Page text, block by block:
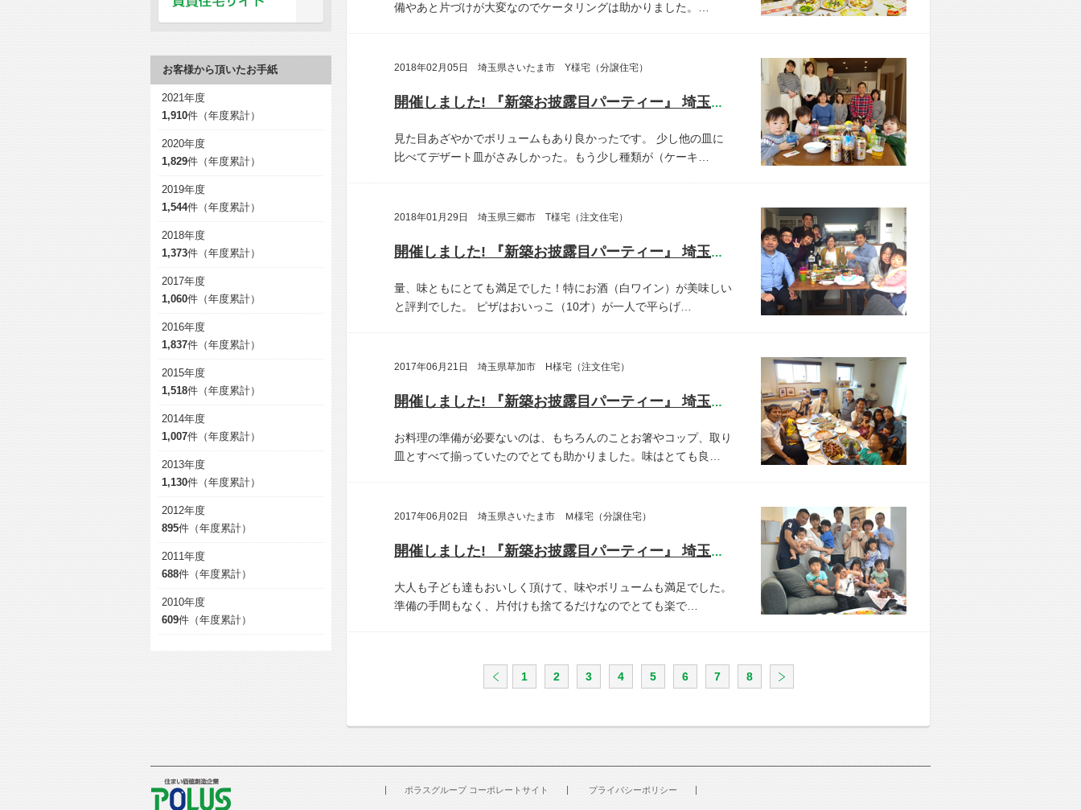
備やあと片づけが大変なのでケータリングは助かりました。…
2018年02月05日 埼玉県さいたま市 Y様宅（分譲住宅）
開催しました! 『新築お披露目パーティー』 埼玉県さいたま市 Y様宅
見た目あざやかでボリュームもあり良かったです。
少し他の皿に
比べてデザート皿がさみしかった。もう少し種類が（ケーキ…
2018年01月29日 埼玉県三郷市 T様宅（注文住宅）
開催しました! 『新築お披露目パーティー』 埼玉県三郷市 T様宅
量、味ともにとても満足でした！特にお酒（白ワイン）が美味しい
と評判でした。
ピザはおいっこ（10才）が一人で平らげ…
2017年06月21日 埼玉県草加市 H様宅（注文住宅）
開催しました! 『新築お披露目パーティー』 埼玉県草加市 H様宅
お料理の準備が必要ないのは、もちろんのことお箸やコップ、取り
皿とすべて揃っていたのでとても助かりました。味はとても良…
2017年06月02日 埼玉県さいたま市 Ｍ様宅（分譲住宅）
開催しました! 『新築お披露目パーティー』 埼玉県さいたま市 Y様宅
大人も子ども達もおいしく頂けて、味やボリュームも満足でした。
準備の手間もなく、片付けも捨てるだけなのでとても楽で…
1 2 3 4 5 6 7 8
お客様から頂いたお手紙
2021年度
1,910件（年度累計）
2020年度
1,829件（年度累計）
2019年度
1,544件（年度累計）
2018年度
1,373件（年度累計）
2017年度
1,060件（年度累計）
2016年度
1,837件（年度累計）
2015年度
1,518件（年度累計）
2014年度
1,007件（年度累計）
2013年度
1,130件（年度累計）
2012年度
895件（年度累計）
2011年度
688件（年度累計）
2010年度
609件（年度累計）
ポラスグループ コーポレートサイト
プライバシーポリシー